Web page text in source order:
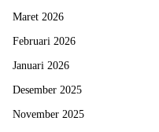
Maret 2026
Februari 2026
Januari 2026
Desember 2025
November 2025